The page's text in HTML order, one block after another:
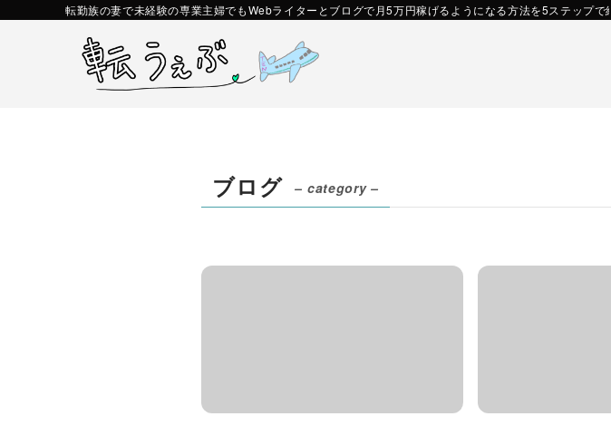
転勤族の妻で未経験の専業主婦でもWebライターとブログで月5万円稼げるようになる方法を5ステップで
ブログ – category –